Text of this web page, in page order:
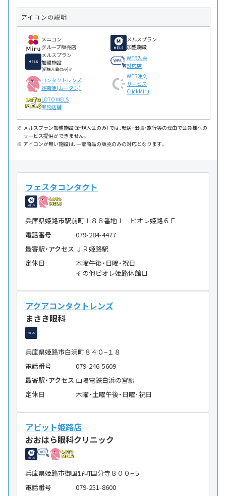
アイコンの説明
メニコン
グループ販売店
メルスプラン
加盟施設
メルスプラン
加盟施設
(新規入会のみ)※
WEB入会
対応店
コンタクトレンズ
定期便(ムータン)
WEB注文
サービス
ClickMiru
LOTO MELS
実施店舗
メルスプラン加盟施設（新規入会のみ）では、転居・出張・旅行等の理由で会員様への
サービス提供ができません。
アイコンが無い施設は、一部商品の販売のみの対応となります。
フェスタコンタクト
兵庫県姫路市駅前町１８８番地１ ピオレ姫路６Ｆ
電話番号
079-284-4477
最寄駅・アクセス ＪＲ姫路駅
定休日
木曜午後・日曜・祝日
その他ピオレ姫路休館日
アクアコンタクトレンズ
まさき眼科
兵庫県姫路市白浜町８４０−１８
電話番号
079-246-5609
最寄駅・アクセス 山陽電鉄白浜の宮駅
定休日
木曜・土曜午後・日曜･祝日
アビット姫路店
おおはら眼科クリニック
兵庫県姫路市御国野町国分寺８００−５
電話番号
079-251-8600